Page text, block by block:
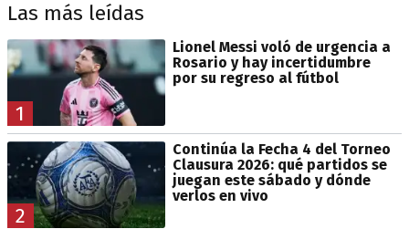
Las más leídas
1
Lionel Messi voló de urgencia a
Rosario y hay incertidumbre
por su regreso al fútbol
2
Continúa la Fecha 4 del Torneo
Clausura 2026: qué partidos se
juegan este sábado y dónde
verlos en vivo